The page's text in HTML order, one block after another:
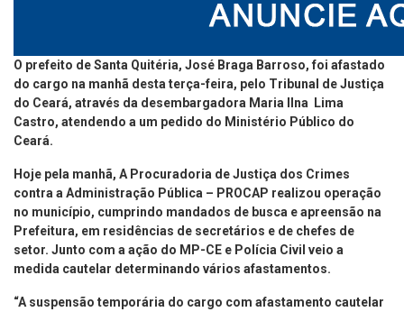
O prefeito de Santa Quitéria, José Braga Barroso, foi afastado
do cargo na manhã desta terça-feira, pelo Tribunal de Justiça
do Ceará, através da desembargadora Maria Ilna Lima
Castro, atendendo a um pedido do Ministério Público do
Ceará.
Hoje pela manhã, A Procuradoria de Justiça dos Crimes
contra a Administração Pública – PROCAP realizou operação
no município, cumprindo mandados de busca e apreensão na
Prefeitura, em residências de secretários e de chefes de
setor. Junto com a ação do MP-CE e Polícia Civil veio a
medida cautelar determinando vários afastamentos.
“A suspensão temporária do cargo com afastamento cautelar